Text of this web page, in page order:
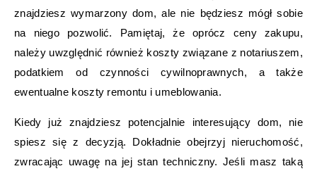
znajdziesz wymarzony dom, ale nie będziesz mógł sobie
na niego pozwolić. Pamiętaj, że oprócz ceny zakupu,
należy uwzględnić również koszty związane z notariuszem,
podatkiem od czynności cywilnoprawnych, a także
ewentualne koszty remontu i umeblowania.
Kiedy już znajdziesz potencjalnie interesujący dom, nie
spiesz się z decyzją. Dokładnie obejrzyj nieruchomość,
zwracając uwagę na jej stan techniczny. Jeśli masz taką